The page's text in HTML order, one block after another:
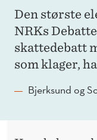
Den største
NRKs
skattedebatt
som klager,
Bjerksund og